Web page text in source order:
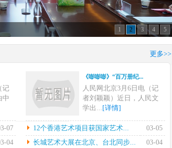
1 2 3 4 5
更多>>
记
中
《嘭嘭嘭》“百万册纪...
人民网北京3月6日电（记
者刘颖颖）近日，人民文
学出... [详情]
指
12个香港艺术项目获...
本报香港3月4日电（记者
07 12个香港艺术项目获国家艺术...
03-05
04 长城艺术大展在北京、台北同步...
03-04